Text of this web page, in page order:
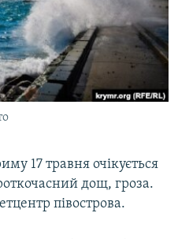
17 травня очікується
дощ, гроза.
півострова.